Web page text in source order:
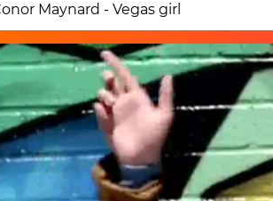
Maynard - Vegas girl